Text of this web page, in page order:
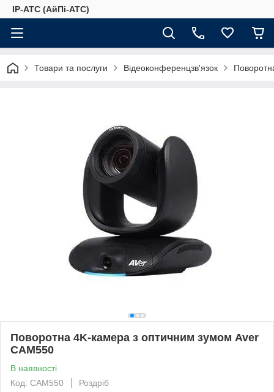
IP-АТС (АйПі-АТС)
Товари та послуги Відеоконференцзв'язок
Поворотна 4K-камера з оптичним зумом Aver
CAM550
В наявності
Код: CAM550
Роздріб